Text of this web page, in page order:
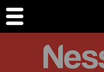
Pannello di gestione dei